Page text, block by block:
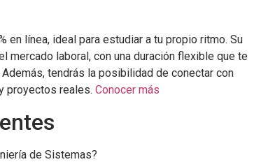
en línea, ideal para estudiar a tu propio ritmo. Su
mercado laboral, con una duración flexible que te
tendrás la posibilidad de conectar con
proyectos reales.Conocer más
de Sistemas?